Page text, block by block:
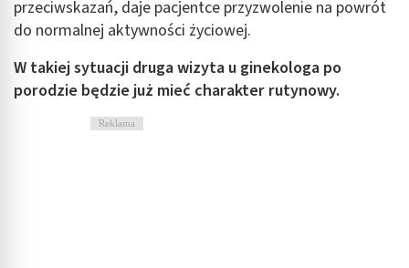
przeciwskazań, daje pacjentce przyzwolenie na powrót
do normalnej aktywności życiowej.
W takiej sytuacji druga wizyta u ginekologa po
porodzie będzie już mieć charakter rutynowy.
Reklama